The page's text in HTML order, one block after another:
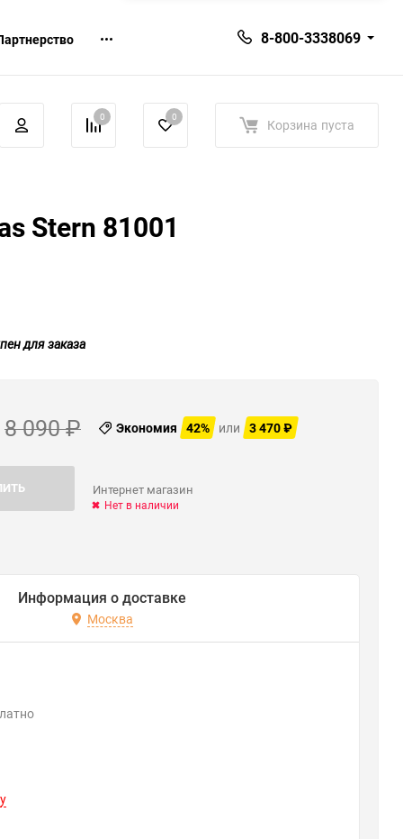
8-800-3338069
0 0 Корзина пуста
Stern 81001
для заказа
8 090₽ Экономия 42% или 3 470₽
Интернет магазин
Нет в наличии
Информация о доставке
Москва